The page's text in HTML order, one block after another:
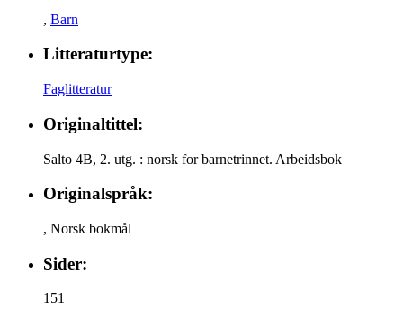
, Barn
Litteraturtype:
Faglitteratur
Originaltittel:
Salto 4B, 2. utg. : norsk for barnetrinnet. Arbeidsbok
Originalspråk:
, Norsk bokmål
Sider:
151